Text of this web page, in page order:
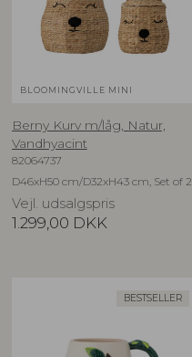
BLOOMINGVILLE MINI
Berny Kurv m/låg, Natur,
Vandhyacint
82064737
D46xH50 cm/D32xH43 cm, Set of 2
Vejl. udsalgspris
1.299,00 DKK
BESTSELLER